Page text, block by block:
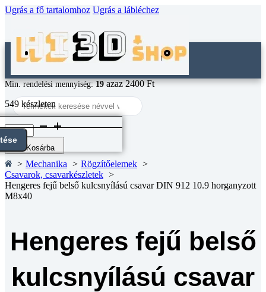
Ugrás a fő tartalomhoz Ugrás a lábléchez
Search
...
Min. rendelési mennyiség:19azaz 2400 Ft
549 készleten
Hengeres
fejű
belső
kulcsnyílású
csavar
DIN
912
10.9
mennyiség
Kosárba
Mechanika
Rögzítőelemek
Csavarok, csavarkészletek
Hengeres fejű belső kulcsnyílású csavar DIN 912 10.9 horganyzott
M8x40
Hengeres fejű belső
kulcsnyílású csavar